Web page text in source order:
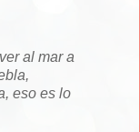
al mar a
eso es lo